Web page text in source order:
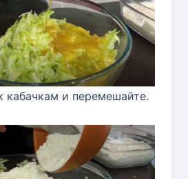
кабачкам и перемешайте.